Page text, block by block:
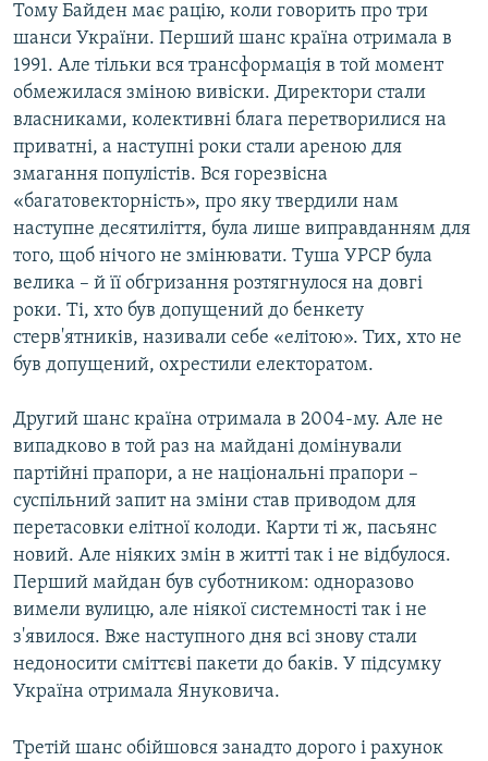
Тому Байден має рацію, коли говорить про три
шанси України. Перший шанс країна отримала в
1991. Але тільки вся трансформація в той момент
обмежилася зміною вивіски. Директори стали
власниками, колективні блага перетворилися на
приватні, а наступні роки стали ареною для
змагання популістів. Вся горезвісна
«багатовекторність», про яку твердили нам
наступне десятиліття, була лише виправданням для
того, щоб нічого не змінювати. Туша УРСР була
велика – й її обгризання розтягнулося на довгі
роки. Ті, хто був допущений до бенкету
стерв'ятників, називали себе «елітою». Тих, хто не
був допущений, охрестили електоратом.
Другий шанс країна отримала в 2004-му. Але не
випадково в той раз на майдані домінували
партійні прапори, а не національні прапори –
суспільний запит на зміни став приводом для
перетасовки елітної колоди. Карти ті ж, пасьянс
новий. Але ніяких змін в житті так і не відбулося.
Перший майдан був суботником: одноразово
вимели вулицю, але ніякої системності так і не
з'явилося. Вже наступного дня всі знову стали
недоносити сміттєві пакети до баків. У підсумку
Україна отримала Януковича.
Третій шанс обійшовся занадто дорого і рахунок